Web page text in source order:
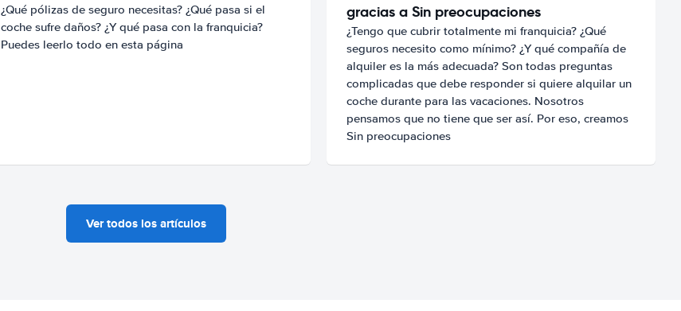
¿Qué pólizas de seguro necesitas? ¿Qué pasa si el
coche sufre daños? ¿Y qué pasa con la franquicia?
Puedes leerlo todo en esta página
gracias a Sin preocupaciones
¿Tengo que cubrir totalmente mi franquicia? ¿Qué
seguros necesito como mínimo? ¿Y qué compañía de
alquiler es la más adecuada? Son todas preguntas
complicadas que debe responder si quiere alquilar un
coche durante para las vacaciones. Nosotros
pensamos que no tiene que ser así. Por eso, creamos
Sin preocupaciones
Ver todos los artículos